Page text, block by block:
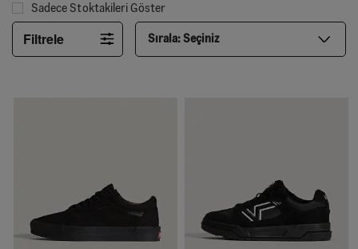
Sadece Stoktakileri Göster
Filtrele Sırala:Seçiniz